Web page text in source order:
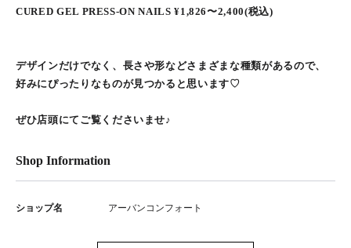
CURED GEL PRESS-ON NAILS ¥1,826〜2,400(税込)
デザインだけでなく、長さや形などさまざまな種類があるので、
好みにぴったりなものが見つかると思います♡
ぜひ店頭にてご覧くださいませ♪
Shop Information
ショップ名 アーバンコンフォート